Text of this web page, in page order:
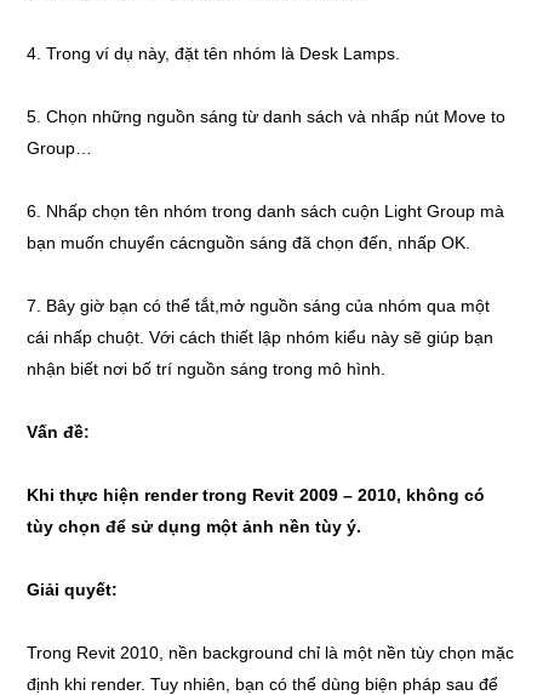
4. Trong ví dụ này, đặt tên nhóm là Desk Lamps.
5. Chọn những nguồn sáng từ danh sách và nhấp nút Move to
Group…
6. Nhấp chọn tên nhóm trong danh sách cuộn Light Group mà
bạn muốn chuyển cácnguồn sáng đã chọn đến, nhấp OK.
7. Bây giờ bạn có thể tắt,mở nguồn sáng của nhóm qua một
cái nhấp chuột. Với cách thiết lập nhóm kiểu này sẽ giúp bạn
nhận biết nơi bố trí nguồn sáng trong mô hình.
Vấn đề:
Khi thực hiện render trong Revit 2009 – 2010, không có
tùy chọn để sử dụng một ảnh nền tùy ý.
Giải quyết:
Trong Revit 2010, nền background chỉ là một nền tùy chọn mặc
định khi render. Tuy nhiên, bạn có thể dùng biện pháp sau để